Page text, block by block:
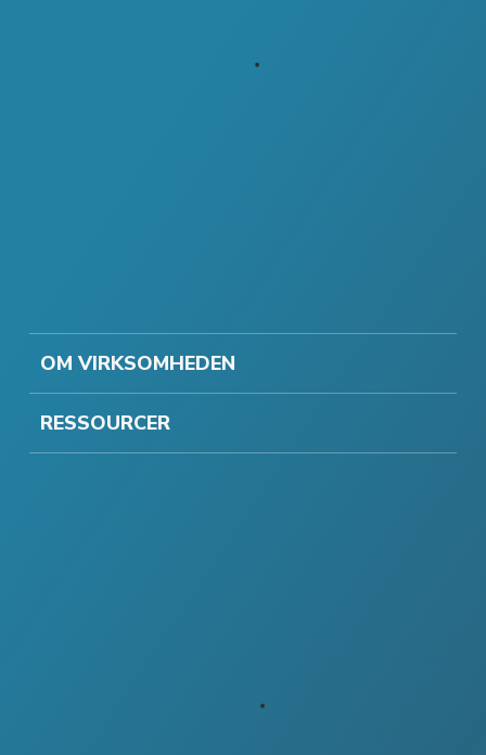
OM VIRKSOMHEDEN
RESSOURCER